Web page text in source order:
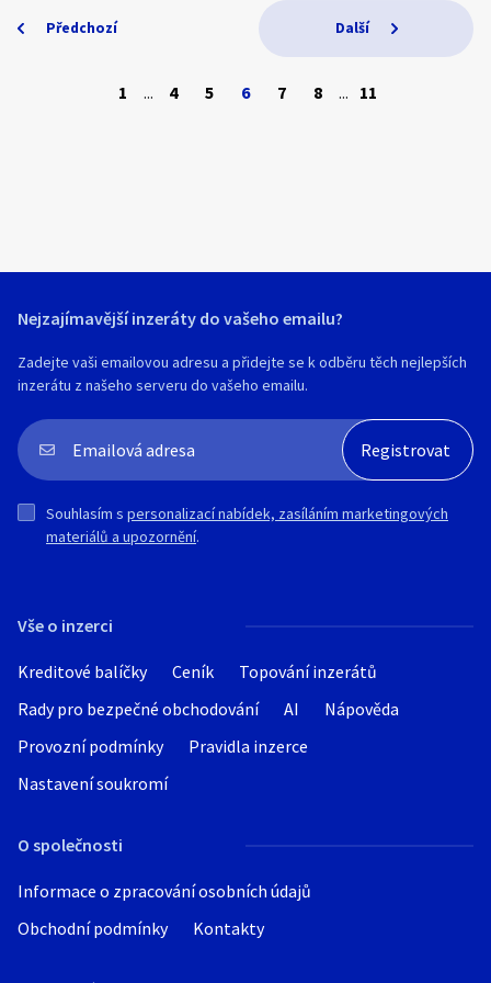
Předchozí
1 ... 4 5 6 7 8 ... 11
Další
Vše o inzerci
Kreditové balíčky Ceník
Topování inzerátů
Rady pro bezpečné obchodování
AI
Nápověda
Provozní podmínky
Pravidla inzerce
Nastavení soukromí
O společnosti
Informace o zpracování osobních údajů
Obchodní podmínky
Kontakty
Nejzajímavější inzeráty do vašeho emailu?
Zadejte vaši emailovou adresu a přidejte se k odběru těch nejlepších
inzerátu z našeho serveru do vašeho emailu.
Souhlasím s personalizací nabídek, zasíláním marketingových
materiálů a upozornění.